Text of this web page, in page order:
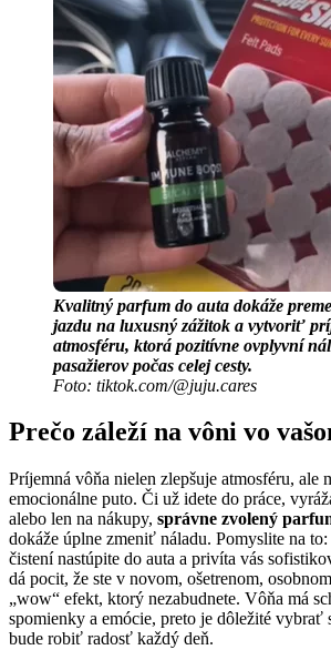
Kvalitný parfum do auta dokáže
jazdu na luxusný zážitok a vytvoriť
atmosféru, ktorá pozitívne ovplyvní
pasažierov počas celej cesty.
Foto: tiktok.com/@juju.cares
Prečo záleží na vôni vo
Príjemná vôňa nielen zlepšuje atmosféru, ale
emocionálne puto. Či už idete do práce,
alebo len na nákupy, správne zvolený
dokáže úplne zmeniť náladu. Pomyslite na
čistení nastúpite do auta a privíta vás
dá pocit, že ste v novom, ošetrenom,
„wow“ efekt, ktorý nezabudnete. Vôňa má
spomienky a emócie, preto je dôležité vybrať
bude robiť radosť každý deň.